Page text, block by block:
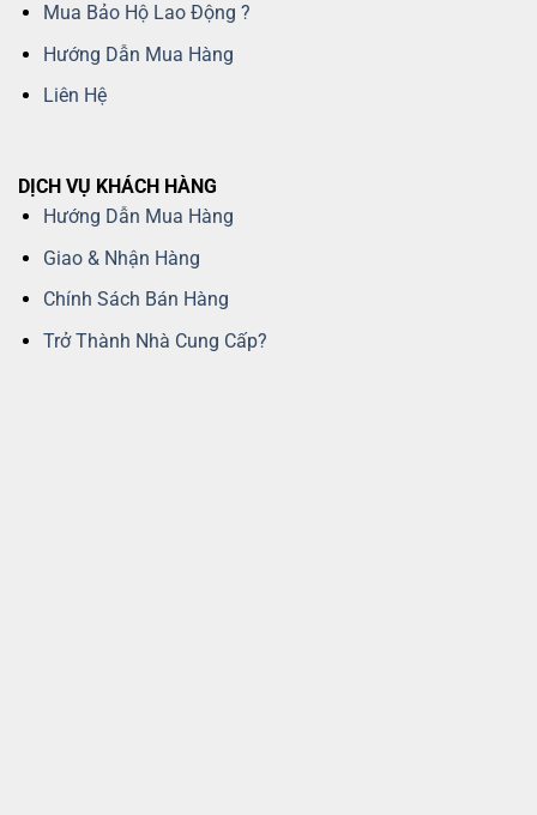
Mua Bảo Hộ Lao Động ?
Hướng Dẫn Mua Hàng
Liên Hệ
DỊCH VỤ KHÁCH HÀNG
Hướng Dẫn Mua Hàng
Giao & Nhận Hàng
Chính Sách Bán Hàng
Trở Thành Nhà Cung Cấp?